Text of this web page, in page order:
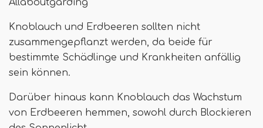
Allaboutgarding
Knoblauch und Erdbeeren sollten nicht
zusammengepflanzt werden, da beide für
bestimmte Schädlinge und Krankheiten anfällig
sein können.
Darüber hinaus kann Knoblauch das Wachstum
von Erdbeeren hemmen, sowohl durch Blockieren